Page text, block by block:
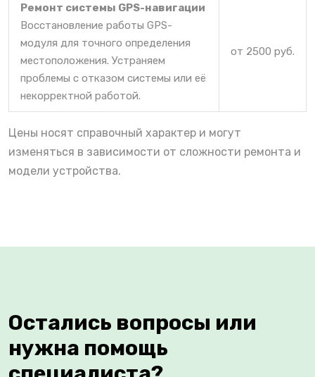
Ремонт системы GPS-навигации
Восстановление работы GPS-
модуля для точного определения
местоположения. Устраняем
проблемы с отказом системы или её
некорректной работой.
от 2500 руб.
Цены носят справочный характер и могут
изменяться в зависимости от сложности ремонта и
модели устройства.
Остались вопросы или
нужна помощь